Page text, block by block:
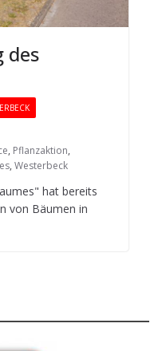
des
, Pflanzaktion,
, Westerbeck
hat bereits
von Bäu­men in